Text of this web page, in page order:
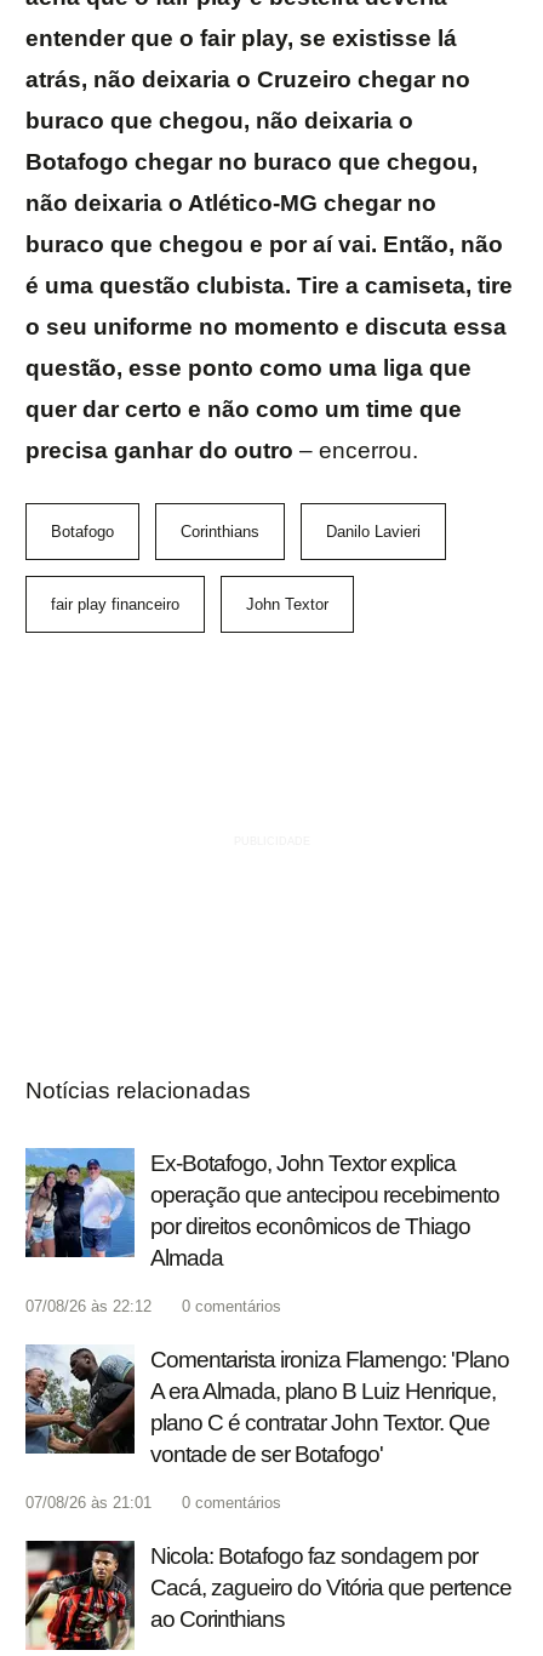
entender que o fair play, se existisse lá
atrás, não deixaria o Cruzeiro chegar no
buraco que chegou, não deixaria o
Botafogo chegar no buraco que chegou,
não deixaria o Atlético-MG chegar no
buraco que chegou e por aí vai. Então, não
é uma questão clubista. Tire a camiseta, tire
o seu uniforme no momento e discuta essa
questão, esse ponto como uma liga que
quer dar certo e não como um time que
precisa ganhar do outro – encerrou.
Botafogo Corinthians Danilo Lavieri
fair play financeiro John Textor
Notícias relacionadas
Ex-Botafogo, John Textor explica
operação que antecipou recebimento
por direitos econômicos de Thiago
Almada
07/08/26 às 22:12 0 comentários
Comentarista ironiza Flamengo: 'Plano
A era Almada, plano B Luiz Henrique,
plano C é contratar John Textor. Que
vontade de ser Botafogo'
07/08/26 às 21:01 0 comentários
Nicola: Botafogo faz sondagem por
Cacá, zagueiro do Vitória que pertence
ao Corinthians